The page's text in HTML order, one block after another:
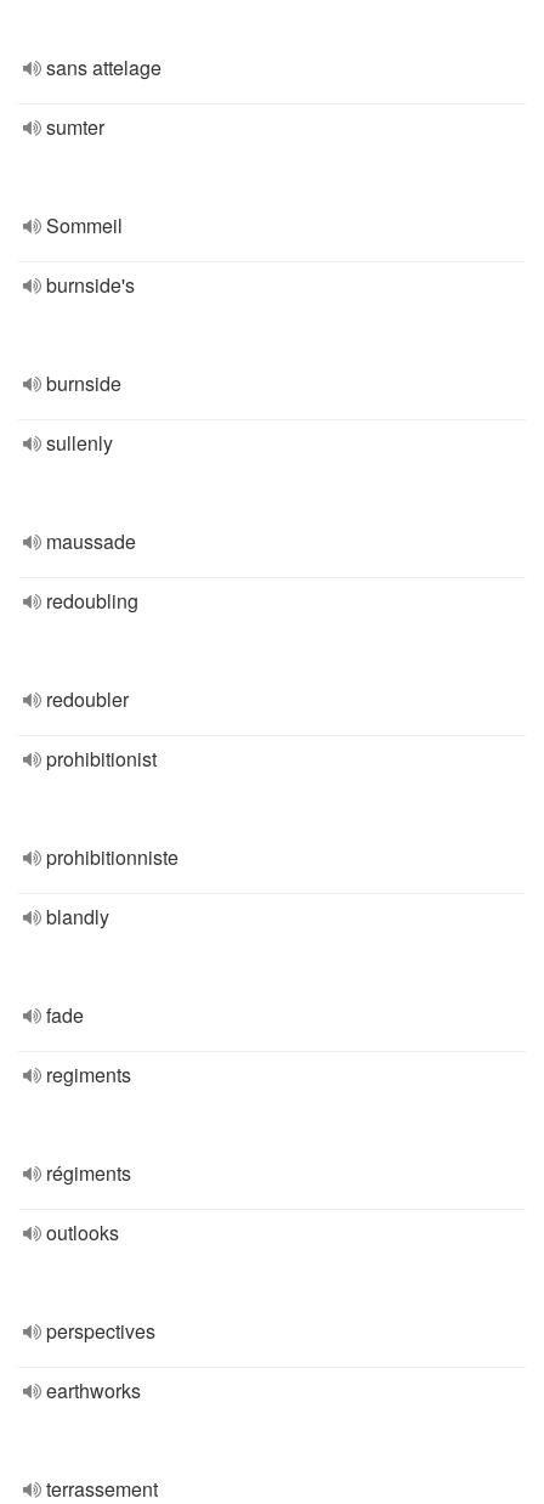
sans attelage
sumter
Sommeil
burnside's
burnside
sullenly
maussade
redoubling
redoubler
prohibitionist
prohibitionniste
blandly
fade
regiments
régiments
outlooks
perspectives
earthworks
terrassement